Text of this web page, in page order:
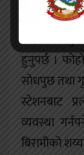
यस्तै,
महिला र
हुनुपर्छ ।
सोधपुछ तथा
स्टेशनबाट
व्यवस्था
बिरामीको